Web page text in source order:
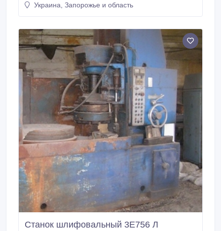
godar@mail.ru; commerce@talko.com.ua.
Украина, Запорожье и область
Станок шлифовальный 3Е756 Л